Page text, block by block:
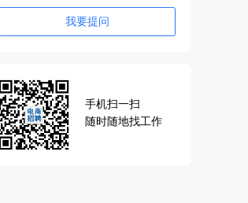
我要提问
手机扫一扫
随时随地找工作